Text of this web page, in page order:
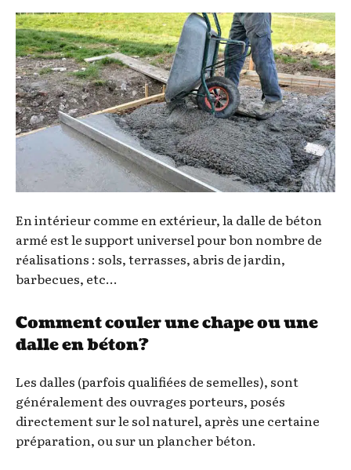
En intérieur comme en extérieur, la dalle de béton
armé est le support universel pour bon nombre de
réalisations : sols, terrasses, abris de jardin,
barbecues, etc…
Comment couler une chape ou une
dalle en béton?
Les dalles (parfois qualifiées de semelles), sont
généralement des ouvrages porteurs, posés
directement sur le sol naturel, après une certaine
préparation, ou sur un plancher béton.